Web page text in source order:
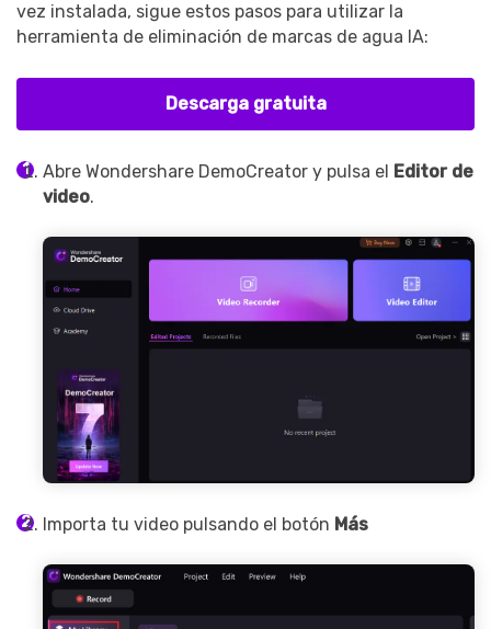
vez instalada, sigue estos pasos para utilizar la
herramienta de eliminación de marcas de agua IA:
Descarga gratuita
Abre Wondershare DemoCreator y pulsa el Editor de
video.
Importa tu video pulsando el botón Más